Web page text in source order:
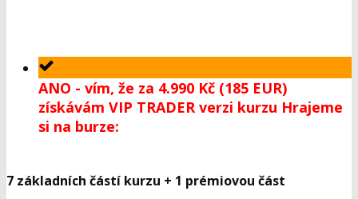
ANO - vím, že za 4.990 Kč (185 EUR)
získávám VIP TRADER verzi kurzu Hrajeme
si na burze:
7 základních částí kurzu + 1 prémiovou část